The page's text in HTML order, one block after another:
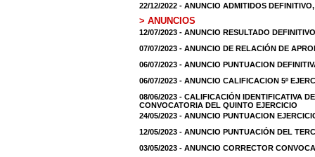
22/12/2022 - ANUNCIO ADMITIDOS
> ANUNCIOS
12/07/2023 - ANUNCIO RESULTADO
07/07/2023 - ANUNCIO DE RELACIÓN DE
06/07/2023 - ANUNCIO PUNTUACION
06/07/2023 - ANUNCIO CALIFICACION 5º
08/06/2023 - CALIFICACIÓN IDENTIFICATIVA
CONVOCATORIA DEL QUINTO EJERCICIO
24/05/2023 - ANUNCIO PUNTUACION
12/05/2023 - ANUNCIO PUNTUACIÓN DEL
03/05/2023 - ANUNCIO CORRECTOR